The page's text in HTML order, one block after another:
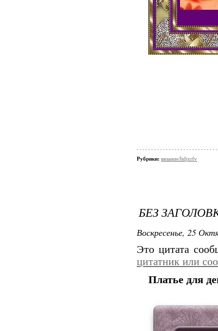
Рубрики: вязание/ltdjxrfv
БЕЗ
Воскресенье, 25
Это цитата
цитатник или
Платье для